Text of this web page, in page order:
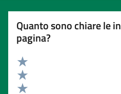
Quanto sono chiare le
pagina?
Valuta 5 stelle su 5
Valuta 4 stelle su 5